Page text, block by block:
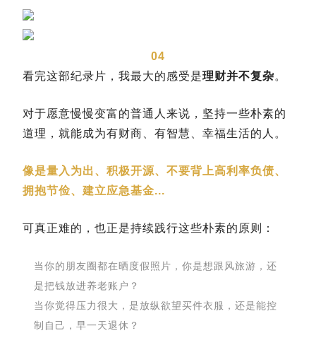
04
看完这部纪录片，我最大的感受是理财并不复杂。
对于愿意慢慢变富的普通人来说，坚持一些朴素的
道理，就能成为有财商、有智慧、幸福生活的人。
像是量入为出、积极开源、不要背上高利率负债、
拥抱节俭、建立应急基金...
可真正难的，也正是持续践行这些朴素的原则：
当你的朋友圈都在晒度假照片，你是想跟风旅游，还
是把钱放进养老账户？
当你觉得压力很大，是放纵欲望买件衣服，还是能控
制自己，早一天退休？